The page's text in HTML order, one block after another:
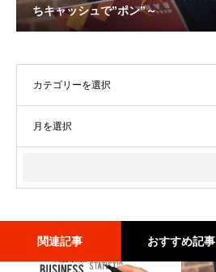
ちキャッシュで”ポン”～
関連記事 おすすめ記事